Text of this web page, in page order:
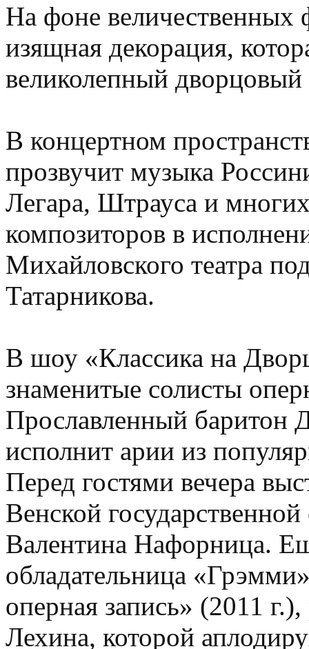
На фоне величественных
изящная декорация,
великолепный дворцовый
В концертном
прозвучит музыка
Легара, Штрауса и
композиторов в
Михайловского театра
Татарникова.
В шоу «Классика на
знаменитые солисты
Прославленный баритон
исполнит арии из
Перед гостями вечера
Венской
Валентина Нафорница.
обладательница
оперная запись» (2011
Лехина, которой